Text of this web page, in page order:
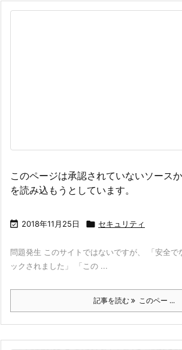
このページは承認されていないソース
を読み込もうとしています。
 2018年11月25日  セキュリティ
問題発生 このサイトではないですが、 「安全で
ックされました」 「この ...
記事を読む このペー ...